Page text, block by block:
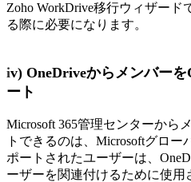
Zoho WorkDrive移行ウィザード
る際に必要になります。
iv) OneDriveからメンバー
ート
Microsoft 365管理センターから
トできるのは、Microsoftグロ
ポートされたユーザーは、
ーザーを関連付けるために使用